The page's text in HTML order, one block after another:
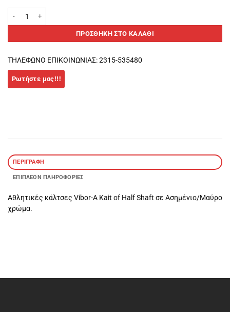
ΠΡΟΣΘΉΚΗ ΣΤΟ ΚΑΛΆΘΙ
ΤΗΛΕΦΩΝΟ ΕΠΙΚΟΙΝΩΝΙΑΣ: 2315-535480
ΠΕΡΙΓΡΑΦΉ
ΕΠΙΠΛΈΟΝ ΠΛΗΡΟΦΟΡΊΕΣ
Αθλητικές κάλτσες Vibor-A Kait of Half Shaft σε Ασημένιο/Μαύρο
χρώμα.